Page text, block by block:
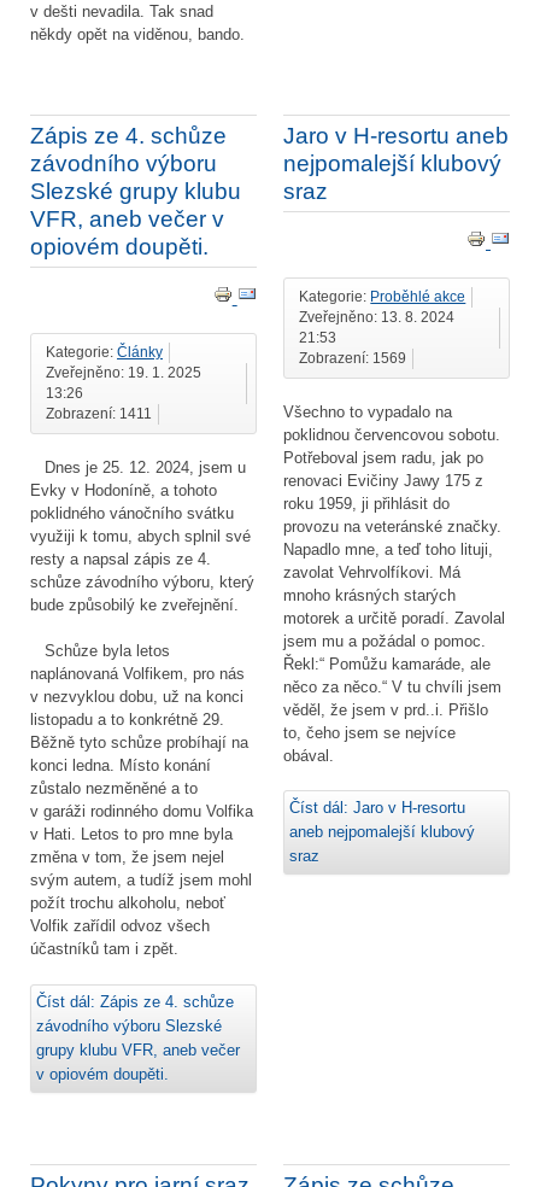
v dešti nevadila. Tak snad
někdy opět na viděnou, bando.
Zápis ze 4. schůze
závodního výboru
Slezské grupy klubu
VFR, aneb večer v
opiovém doupěti.
Kategorie: Články
Zveřejněno: 19. 1. 2025
13:26
Zobrazení: 1411
Dnes je 25. 12. 2024, jsem u
Evky v Hodoníně, a tohoto
poklidného vánočního svátku
využiji k tomu, abych splnil své
resty a napsal zápis ze 4.
schůze závodního výboru, který
bude způsobilý ke zveřejnění.
Schůze byla letos
naplánovaná Volfikem, pro nás
v nezvyklou dobu, už na konci
listopadu a to konkrétně 29.
Běžně tyto schůze probíhají na
konci ledna. Místo konání
zůstalo nezměněné a to
v garáži rodinného domu Volfika
v Hati. Letos to pro mne byla
změna v tom, že jsem nejel
svým autem, a tudíž jsem mohl
požít trochu alkoholu, neboť
Volfik zařídil odvoz všech
účastníků tam i zpět.
Číst dál: Zápis ze 4. schůze
závodního výboru Slezské
grupy klubu VFR, aneb večer
v opiovém doupěti.
Jaro v H-resortu aneb
nejpomalejší klubový
sraz
Kategorie: Proběhlé akce
Zveřejněno: 13. 8. 2024
21:53
Zobrazení: 1569
Všechno to vypadalo na
poklidnou červencovou sobotu.
Potřeboval jsem radu, jak po
renovaci Evičiny Jawy 175 z
roku 1959, ji přihlásit do
provozu na veteránské značky.
Napadlo mne, a teď toho lituji,
zavolat Vehrvolfíkovi. Má
mnoho krásných starých
motorek a určitě poradí. Zavolal
jsem mu a požádal o pomoc.
Řekl:“ Pomůžu kamaráde, ale
něco za něco.“ V tu chvíli jsem
věděl, že jsem v prd..i. Přišlo
to, čeho jsem se nejvíce
obával.
Číst dál: Jaro v H-resortu
aneb nejpomalejší klubový
sraz